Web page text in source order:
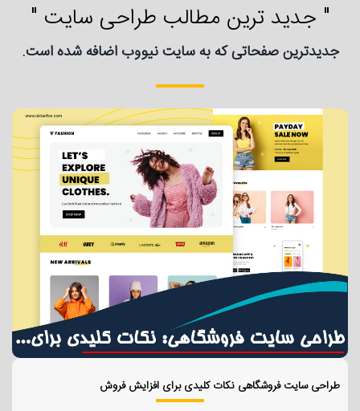
" جدید ترین مطالب طراحی سایت "
جدیدترین صفحاتی که به سایت نیووب اضافه شده است.
طراحی سایت فروشگاهی نکات کلیدی برای افزایش فروش